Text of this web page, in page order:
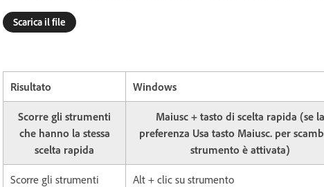
Scarica il file
Risultato Windows
Scorre gli strumenti
che hanno la stessa
scelta rapida
Maiusc + tasto di scelta rapida (se la
preferenza Usa tasto Maiusc. per
strumento è attivata)
Scorre gli strumenti
Alt + clic su strumento